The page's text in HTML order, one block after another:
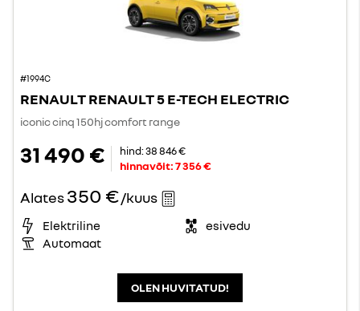
#1994C
RENAULT RENAULT 5 E-TECH ELECTRIC
iconic cinq 150hj comfort range
31 490 € hind:38 846 €
hinnavõit:7 356 €
Alates350 €/kuus
Elektriline
esivedu
Automaat
OLEN HUVITATUD!